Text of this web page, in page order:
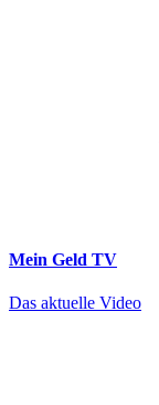
Mein Geld TV
Das aktuelle Video